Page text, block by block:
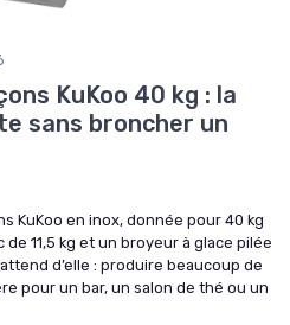
KuKoo 40 kg : la
sans broncher un
KuKoo en inox, donnée pour 40 kg
11,5 kg et un broyeur à glace pilée
d’elle : produire beaucoup de
pour un bar, un salon de thé ou un